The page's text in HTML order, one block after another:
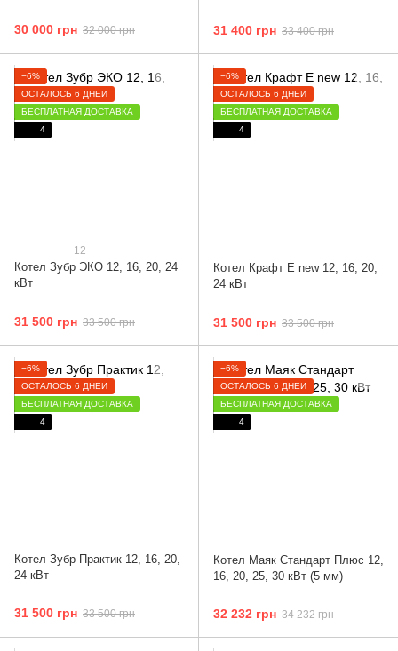
30 000 грн 32 000 грн 31 400 грн 33 400 грн
−6%
ОСТАЛОСЬ 6 ДНЕЙ
БЕСПЛАТНАЯ ДОСТАВКА
4
12
Котел Зубр ЭКО 12, 16, 20, 24
кВт
31 500 грн 33 500 грн
−6%
ОСТАЛОСЬ 6 ДНЕЙ
БЕСПЛАТНАЯ ДОСТАВКА
4
Котел Крафт Е new 12, 16, 20,
24 кВт
31 500 грн 33 500 грн
−6%
ОСТАЛОСЬ 6 ДНЕЙ
БЕСПЛАТНАЯ ДОСТАВКА
4
Котел Зубр Практик 12, 16, 20,
24 кВт
31 500 грн 33 500 грн
−6%
ОСТАЛОСЬ 6 ДНЕЙ
БЕСПЛАТНАЯ ДОСТАВКА
4
Котел Маяк Стандарт Плюс 12,
16, 20, 25, 30 кВт (5 мм)
32 232 грн 34 232 грн